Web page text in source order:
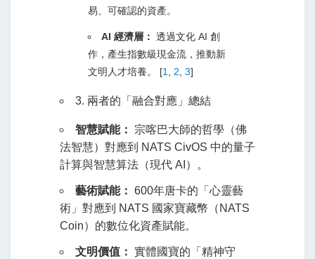
易、可確認的資產。
AI 經濟層： 透過文化 AI 創
作，產生指數級現金流，推動新
文明人才培養。
[1 2 3]
3. 兩者的「融合對應」總結
智慧賦能：
宗喀巴大師的哲學（佛
法智慧）對應到 NATS CivOS 中的量子
計算與智慧算法（現代 AI）。
藝術賦能： 600年唐卡的「心靈藝
術」對應到 NATS 國家寶藏幣（NATS
Coin）的數位化資產賦能。
文明價值： 實體國寶的「精神守